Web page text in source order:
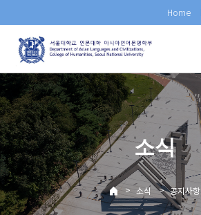
로
메
뉴
Home
소식
> 소식 > 공지사항